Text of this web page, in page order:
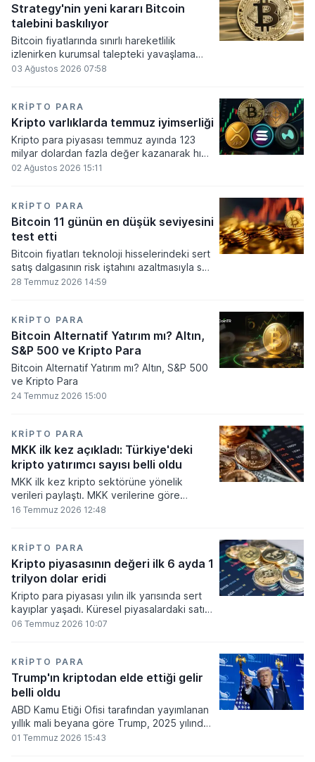
altında dolaşımına ve menkul kıymet
alımlarında kullanılmasına olanak sağlanıyor.
Strategy'nin yeni kararı Bitcoin
talebini baskılıyor
Bitcoin fiyatlarında sınırlı hareketlilik
izlenirken kurumsal talepteki yavaşlama
piyasa dinamiklerini etkiliyor. ABD Merkez
çalışmalarındaki belirsizliklerle baskı altında
kalmaya devam ediyor.
03 Ağustos 2026 07:58
KRIPTO PARA
Kripto varlıklarda temmuz iyimserliği
Kripto para piyasası temmuz ayında 123
milyar dolardan fazla değer kazanarak hızlı
bir toparlanma sürecine girdi. Bitcoin ve
2 trilyon 159 milyar 780 milyon dolar
seviyesine ulaştı.
02 Ağustos 2026 15:11
KRIPTO PARA
Bitcoin 11 günün en düşük seviyesini
test etti
Bitcoin fiyatları teknoloji hisselerindeki sert
satış dalgasının risk iştahını azaltmasıyla son
11 günün en düşük seviyesine indi.
28 Temmuz 2026 14:59
KRIPTO PARA
Bitcoin Alternatif Yatırım mı? Altın,
S&P 500 ve Kripto Para
Bitcoin Alternatif Yatırım mı? Altın, S&P 500
ve Kripto Para
24 Temmuz 2026 15:00
KRIPTO PARA
MKK ilk kez açıkladı: Türkiye'deki
kripto yatırımcı sayısı belli oldu
MKK ilk kez kripto sektörüne yönelik
verileri paylaştı. MKK verilerine göre
platformlarda bugüne kadar 5,6 milyon
olarak belirlendi.
16 Temmuz 2026 12:48
KRIPTO PARA
Kripto piyasasının değeri ilk 6 ayda 1
trilyon dolar eridi
Kripto para piyasası yılın ilk yarısında sert
kayıplar yaşadı. Küresel piyasalardaki satış
baskısı ve artan faiz baskısının etkisiyle
06 Temmuz 2026 10:07
KRIPTO PARA
Trump'ın kriptodan elde ettiği gelir
belli oldu
ABD Kamu Etiği Ofisi tarafından yayımlanan
yıllık mali beyana göre Trump, 2025 yılında
kripto para ve memecoin faaliyetlerinden
01 Temmuz 2026 15:43